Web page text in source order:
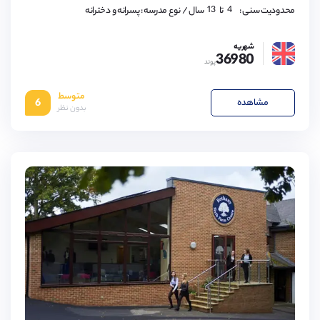
محدودیت سنی :
9,
12,
تا 13 سال/ نوع مدرسه : پسرانه و دخترانه
شهریه
36980پوند
مشاهده 6 متوسط
بدون نظر